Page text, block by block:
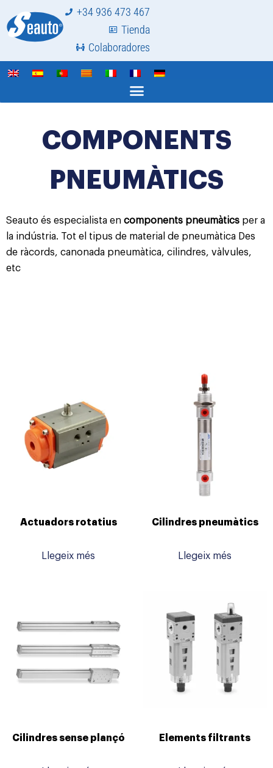
+34 936 473 467
Tienda
Colaboradores
COMPONENTS
PNEUMÀTICS
Seauto és especialista en components pneumàtics per a
la indústria. Tot el tipus de material de pneumàtica Des
de ràcords, canonada pneumàtica, cilindres, vàlvules,
etc
Actuadors rotatius
Llegeix més
Cilindres pneumàtics
Llegeix més
Cilindres sense plançó Elements filtrants